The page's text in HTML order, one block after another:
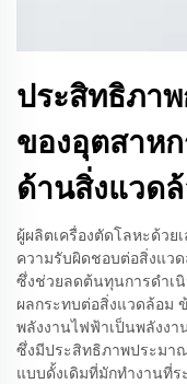
ประสิทธิภา
ของอุตสาห
ด้านสิ่งแวด
ผู้ผลิตเครื่องตัดโลหะด้วย
ความรับผิดชอบต่อสิ่งแว
ซึ่งช่วยลดต้นทุนการดำเ
ผลกระทบต่อสิ่งแวดล้อม
พลังงานไฟฟ้าเป็นพลังงา
ซึ่งมีประสิทธิภาพประมาณ
แบบดั้งเดิมที่มักทำงานที่ร